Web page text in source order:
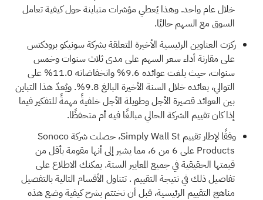
خلال عام واحد. وهذا يُعطي مؤشرات متباينة حول كيفية تعامل
السوق مع السهم حاليًا.
ركزت العناوين الرئيسية الأخيرة المتعلقة بشركة سونيكو برودكتس
على مقارنة أداء سعر السهم على مدى ثلاث سنوات وخمس
سنوات، حيث بلغت عوائده 9.6% وانخفاضاته 11.0% على
التوالي، بعائده خلال السنة الأخيرة البالغ 9.8%. ويُعدّ هذا التباين
بين العوائد قصيرة الأجل وطويلة الأجل خلفيةً مهمةً للتفكير فيما
إذا كان تقييم الشركة الحالي مبالغًا فيه أم متحفظًا.
وفقًا لإطار تقييم Simply Wall St، حصلت شركة Sonoco
Products على 6 من 6، مما يشير إلى أنها مقومة بأقل من
قيمتها الحقيقية في جميع المعايير الستة. يمكنك الاطلاع على
تفاصيل ذلك فينتيجة التقييم . تتناول الأقسام التالية بالتفصيل
مناهج التقييم الرئيسية، قبل أن نختتم بشرح كيفية وضع هذه